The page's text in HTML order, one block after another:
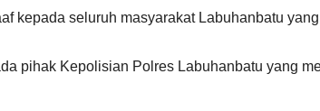
kepada seluruh masyarakat Labuhanbatu
pihak Kepolisian Polres Labuhanbatu yang